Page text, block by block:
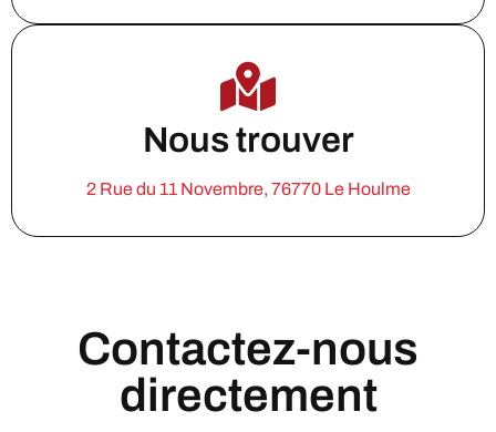
Nous trouver
2 Rue du 11 Novembre, 76770 Le Houlme
Contactez-nous
directement